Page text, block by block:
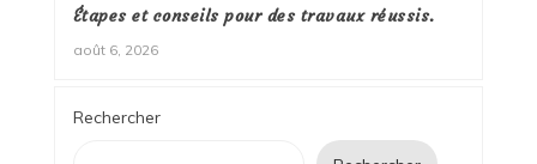
Étapes et conseils pour des travaux réussis.
août 6, 2026
Rechercher